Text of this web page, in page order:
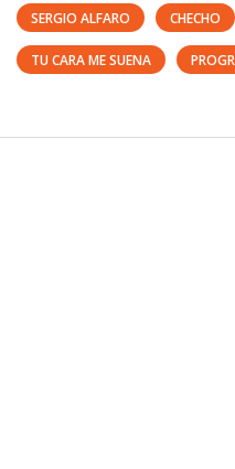
SERGIO ALFARO CHECHO
TU CARA ME SUENA